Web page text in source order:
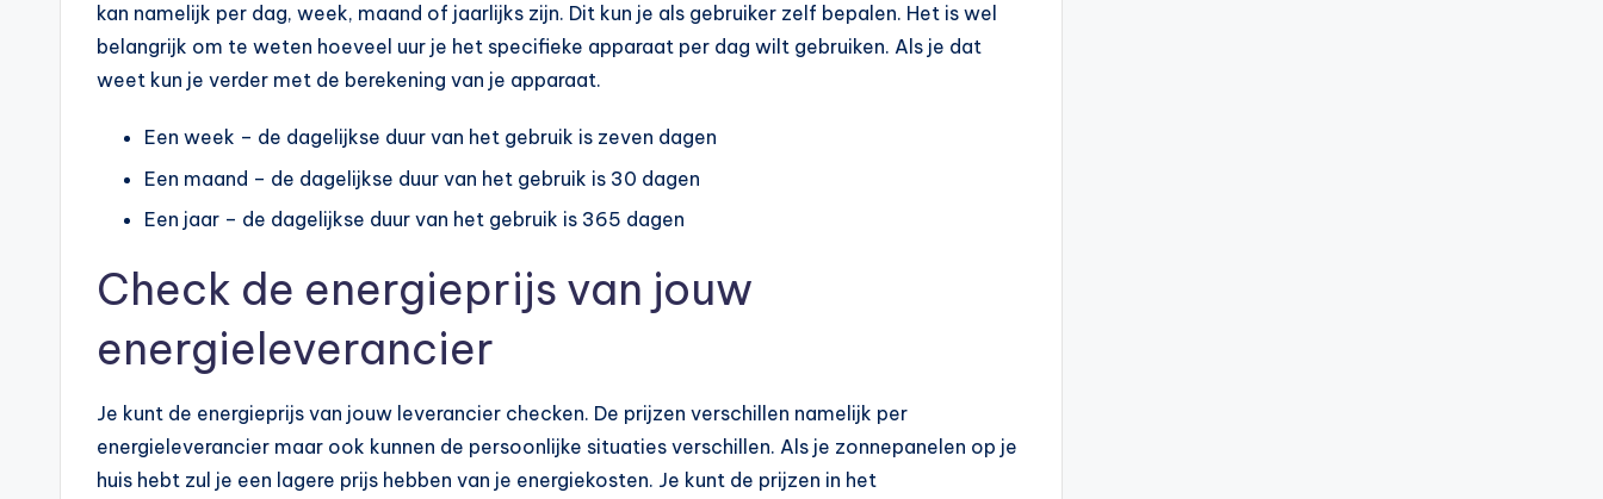
kan namelijk per dag, week, maand of jaarlijks zijn. Dit kun je als gebruiker zelf bepalen. Het is wel
belangrijk om te weten hoeveel uur je het specifieke apparaat per dag wilt gebruiken. Als je dat
weet kun je verder met de berekening van je apparaat.
Een week – de dagelijkse duur van het gebruik is zeven dagen
Een maand – de dagelijkse duur van het gebruik is 30 dagen
Een jaar – de dagelijkse duur van het gebruik is 365 dagen
Check de energieprijs van jouw
energieleverancier
Je kunt de energieprijs van jouw leverancier checken. De prijzen verschillen namelijk per
energieleverancier maar ook kunnen de persoonlijke situaties verschillen. Als je zonnepanelen op je
huis hebt zul je een lagere prijs hebben van je energiekosten. Je kunt de prijzen in het